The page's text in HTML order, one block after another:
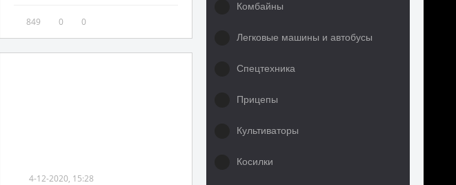
849 0 0
4-12-2020, 15:28
Комбайны
Легковые машины и автобусы
Спецтехника
Прицепы
Культиваторы
Косилки